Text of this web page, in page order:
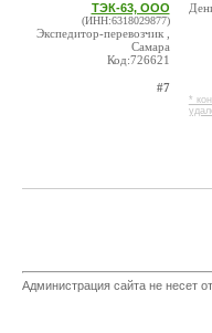
ТЭК-63, ООО
(ИНН:6318029877)
Экспедитор-перевозчик ,
Самара
Код:726621
#7
*
Администрация сайта не несет